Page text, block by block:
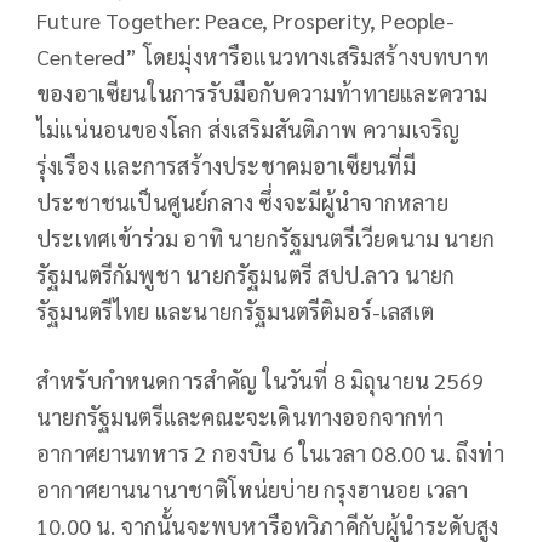
Future Together: Peace, Prosperity, People-
Centered” โดยมุ่งหารือแนวทางเสริมสร้างบทบาท
ของอาเซียนในการรับมือกับความท้าทายและความ
ไม่แน่นอนของโลก ส่งเสริมสันติภาพ ความเจริญ
รุ่งเรือง และการสร้างประชาคมอาเซียนที่มี
ประชาชนเป็นศูนย์กลาง ซึ่งจะมีผู้นำจากหลาย
ประเทศเข้าร่วม อาทิ นายกรัฐมนตรีเวียดนาม นายก
รัฐมนตรีกัมพูชา นายกรัฐมนตรี สปป.ลาว นายก
รัฐมนตรีไทย และนายกรัฐมนตรีติมอร์-เลสเต
สำหรับกำหนดการสำคัญ ในวันที่ 8 มิถุนายน 2569
นายกรัฐมนตรีและคณะจะเดินทางออกจากท่า
อากาศยานทหาร 2 กองบิน 6 ในเวลา 08.00 น. ถึงท่า
อากาศยานนานาชาติโหน่ยบ่าย กรุงฮานอย เวลา
10.00 น. จากนั้นจะพบหารือทวิภาคีกับผู้นำระดับสูง